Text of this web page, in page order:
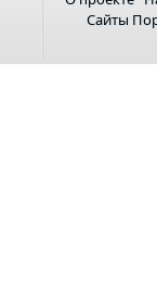
Сайты